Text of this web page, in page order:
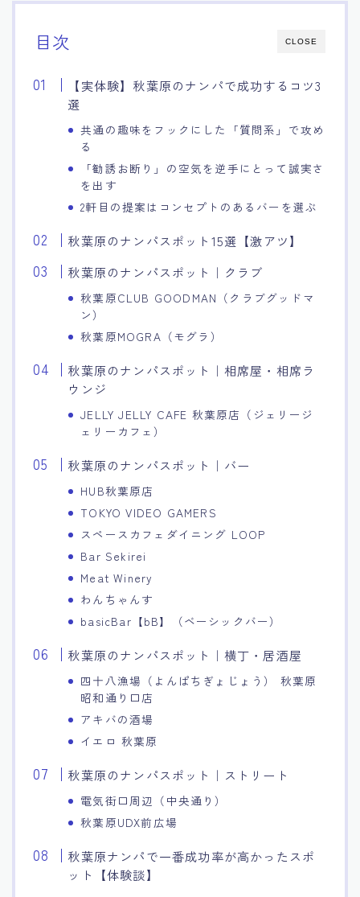
CLOSE
目次
【実体験】秋葉原のナンパで成功するコツ3
選
共通の趣味をフックにした「質問系」で攻め
る
「勧誘お断り」の空気を逆手にとって誠実さ
を出す
2軒目の提案はコンセプトのあるバーを選ぶ
秋葉原のナンパスポット15選【激アツ】
秋葉原のナンパスポット｜クラブ
秋葉原CLUB GOODMAN（クラブグッドマ
ン）
秋葉原MOGRA（モグラ）
秋葉原のナンパスポット｜相席屋・相席ラ
ウンジ
JELLY JELLY CAFE 秋葉原店（ジェリージ
ェリーカフェ）
秋葉原のナンパスポット｜バー
HUB秋葉原店
TOKYO VIDEO GAMERS
スペースカフェダイニング LOOP
Bar Sekirei
Meat Winery
わんちゃんす
basicBar【bB】（ベーシックバー）
秋葉原のナンパスポット｜横丁・居酒屋
四十八漁場（よんぱちぎょじょう） 秋葉原
昭和通り口店
アキバの酒場
イエロ 秋葉原
秋葉原のナンパスポット｜ストリート
電気街口周辺（中央通り）
秋葉原UDX前広場
秋葉原ナンパで一番成功率が高かったスポ
ット【体験談】